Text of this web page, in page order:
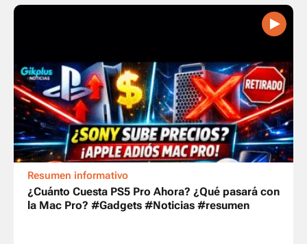
Resumen informativo
¿Cuánto Cuesta PS5 Pro Ahora? ¿Qué pasará con
la Mac Pro? #Gadgets #Noticias #resumen